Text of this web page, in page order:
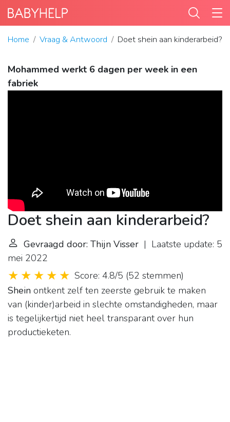
Home Vraag & Antwoord Doet shein aan kinderarbeid?
Mohammed werkt 6 dagen per week in een
fabriek
Doet shein aan kinderarbeid?
Gevraagd door: Thijn Visser | Laatste update: 5
mei 2022
Score: 4.8/5 (52 stemmen)
Shein ontkent zelf ten zeerste gebruik te maken
van (kinder)arbeid in slechte omstandigheden, maar
is tegelijkertijd niet heel transparant over hun
productieketen.